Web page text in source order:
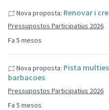
Fa 5 mesos
Nova proposta: Renovar i
Pressupostos Participatius 2026
Fa 5 mesos
Nova proposta: Pista
barbacoes
Pressupostos Participatius 2026